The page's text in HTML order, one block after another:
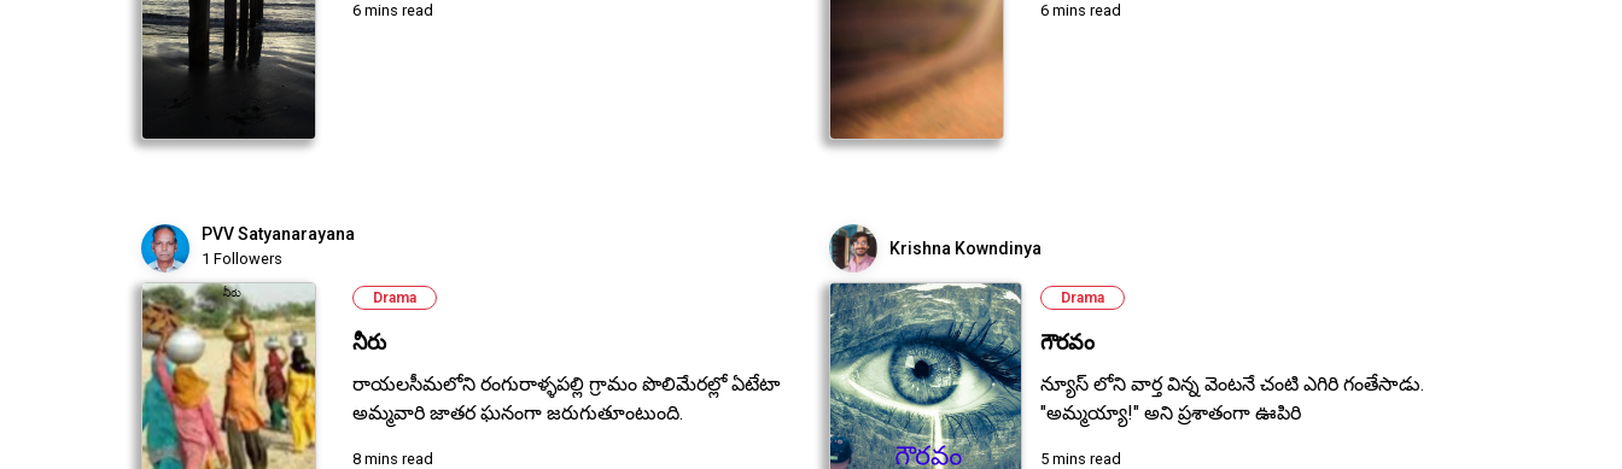
6 mins read 6 mins read
PVV Satyanarayana
1 Followers
Drama
నీరు
రాయలసీమలోని రంగురాళ్ళపల్లి గ్రామం పొలిమేరల్లో ఏటేటా
అమ్మవారి జాతర ఘనంగా జరుగుతూంటుంది.
8 mins read
Krishna Kowndinya
Drama
గౌరవం
న్యూస్ లోని వార్త విన్న వెంటనే చంటి ఎగిరి గంతేసాడు.
"అమ్మయ్యా!" అని ప్రశాతంగా ఊపిరి
5 mins read